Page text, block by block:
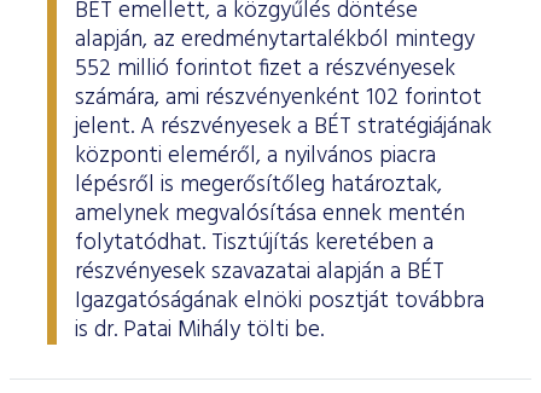
BÉT emellett, a közgyűlés döntése
alapján, az eredménytartalékból mintegy
552 millió forintot fizet a részvényesek
számára, ami részvényenként 102 forintot
jelent. A részvényesek a BÉT stratégiájának
központi eleméről, a nyilvános piacra
lépésről is megerősítőleg határoztak,
amelynek megvalósítása ennek mentén
folytatódhat. Tisztújítás keretében a
részvényesek szavazatai alapján a BÉT
Igazgatóságának elnöki posztját továbbra
is dr. Patai Mihály tölti be.